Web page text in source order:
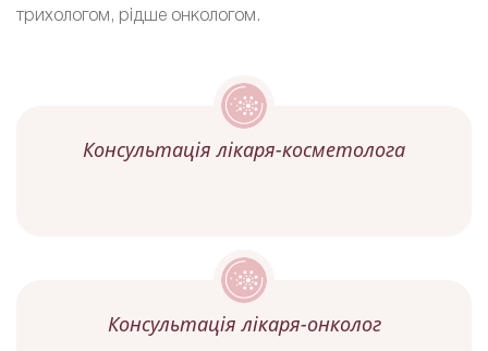
трихологом, рідше онкологом.
Консультація лікаря-косметолога
Консультація лікаря-онколог